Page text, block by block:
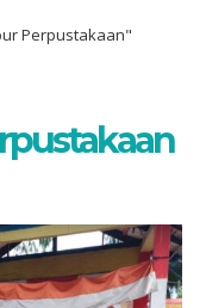
Perpustakaan"